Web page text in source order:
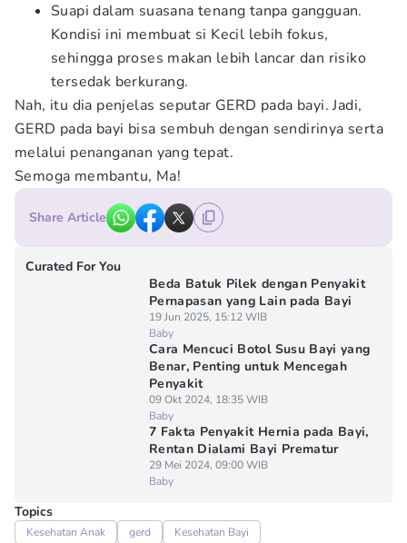
Suapi dalam suasana tenang tanpa gangguan.
Kondisi ini membuat si Kecil lebih fokus,
sehingga proses makan lebih lancar dan risiko
tersedak berkurang.
Nah, itu dia penjelas seputar GERD pada bayi. Jadi,
GERD pada bayi bisa sembuh dengan sendirinya serta
melalui penanganan yang tepat.
Semoga membantu, Ma!
Share Article
Curated For You
Beda Batuk Pilek dengan Penyakit
Pernapasan yang Lain pada Bayi
19 Jun 2025, 15:12 WIB
Baby
Cara Mencuci Botol Susu Bayi yang
Benar, Penting untuk Mencegah
Penyakit
09 Okt 2024, 18:35 WIB
Baby
7 Fakta Penyakit Hernia pada Bayi,
Rentan Dialami Bayi Prematur
29 Mei 2024, 09:00 WIB
Baby
Topics
Kesehatan Anak gerd Kesehatan Bayi